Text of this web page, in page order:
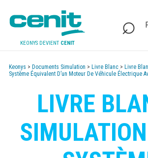
KEONYS DEVIENT CENIT
Keonys > Documents Simulation > Livre Blanc> Livre
Système Équivalent D’un Moteur De Véhicule Électrique
LIVRE
SIMULATION